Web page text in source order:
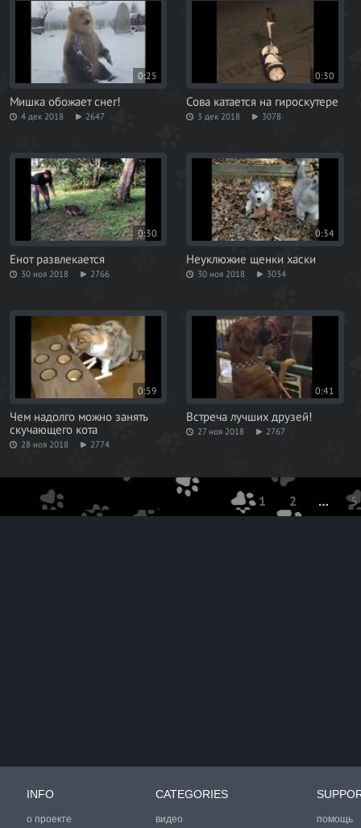
0:25
Мишка обожает снег!
4 дек 2018 2647
0:30
Сова катается на гироскутере
3 дек 2018 3078
0:30
Енот развлекается
30 ноя 2018 2766
0:34
Неуклюжие щенки хаски
30 ноя 2018 3034
0:59
Чем надолго можно занять
скучающего кота
28 ноя 2018 2774
0:41
Встреча лучших друзей!
27 ноя 2018 2767
1 2 … 5
INFO
о проекте
CATEGORIES
видео
помощь